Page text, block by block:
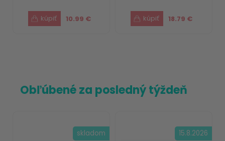
10.99 € 18.79 €
Obľúbené za posledný týždeň
skladom 15.8.2026